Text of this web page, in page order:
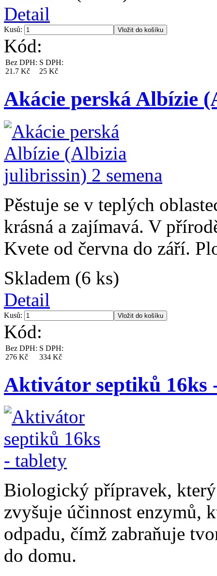
Detail
Kusů:
Kód:
Bez DPH:
21.7 Kč
S DPH:
25 Kč
Akácie perská Albízie
Pěstuje se v teplých
krásná a zajímavá. V
Kvete od června do září.
Skladem (6 ks)
Detail
Kusů:
Kód:
Bez DPH:
276 Kč
S DPH:
334 Kč
Aktivátor septiků 16ks
Biologický přípravek,
zvyšuje účinnost enzymů,
odpadu, čímž zabraňuje
do domu.